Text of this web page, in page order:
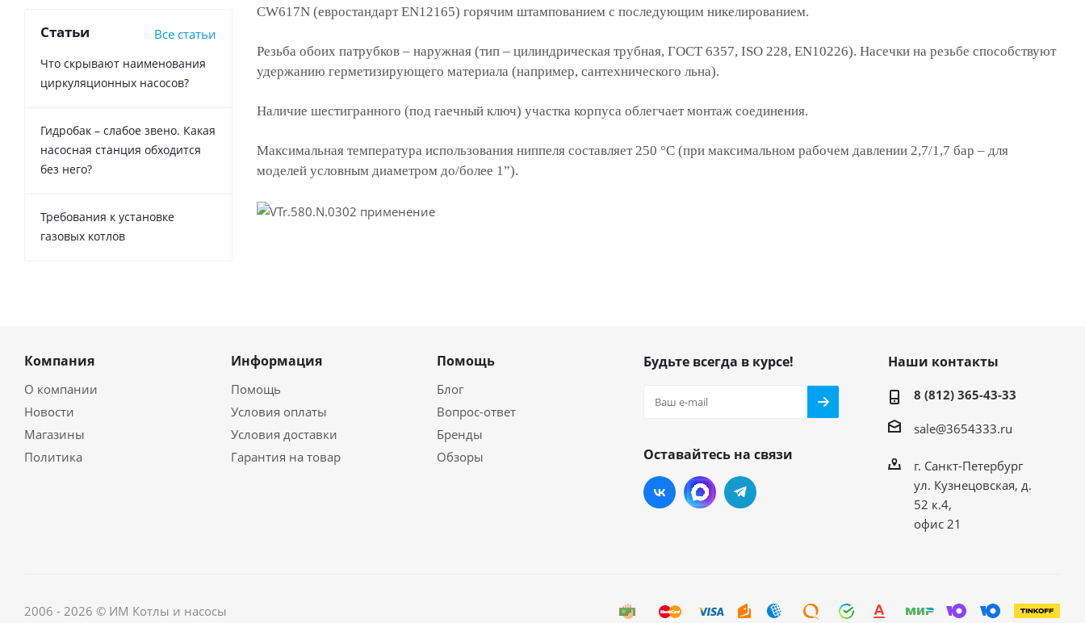
CW617N (евростандарт EN12165) горячим штампованием с последующим никелированием.
Резьба обоих патрубков – наружная (тип – цилиндрическая трубная, ГОСТ 6357, ISO 228, EN10226). Насечки на резьбе способствуют
удержанию герметизирующего материала (например, сантехнического льна).
Наличие шестигранного (под гаечный ключ) участка корпуса облегчает монтаж соединения.
Максимальная температура использования ниппеля составляет 250 °С (при максимальном рабочем давлении 2,7/1,7 бар – для
моделей условным диаметром до/более 1”).
Статьи Все статьи
Что скрывают наименования
циркуляционных насосов?
Гидробак – слабое звено. Какая
насосная станция обходится
без него?
Требования к установке
газовых котлов
Компания
О компании
Новости
Магазины
Политика
Информация
Помощь
Условия оплаты
Условия доставки
Гарантия на товар
Помощь
Блог
Вопрос-ответ
Бренды
Обзоры
Будьте всегда в курсе!
Оставайтесь на связи
Наши контакты
8 (812) 365-43-33
sale@3654333.ru
г. Санкт-Петербург
ул. Кузнецовская, д.
52 к.4,
офис 21
2006 - 2026 © ИМ Котлы и насосы